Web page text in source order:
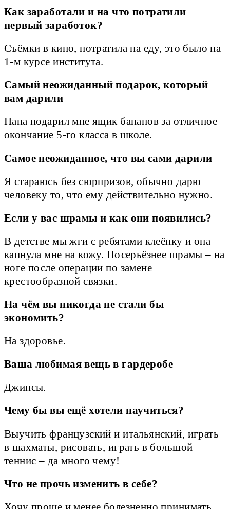
Как заработали и на что потратили
первый заработок?
Съёмки в кино, потратила на еду, это было на
1-м курсе института.
Самый неожиданный подарок, который
вам дарили
Папа подарил мне ящик бананов за отличное
окончание 5-го класса в школе.
Самое неожиданное, что вы сами дарили
Я стараюсь без сюрпризов, обычно дарю
человеку то, что ему действительно нужно.
Если у вас шрамы и как они появились?
В детстве мы жги с ребятами клеёнку и она
капнула мне на кожу. Посерьёзнее шрамы – на
ноге после операции по замене
крестообразной связки.
На чём вы никогда не стали бы
экономить?
На здоровье.
Ваша любимая вещь в гардеробе
Джинсы.
Чему бы вы ещё хотели научиться?
Выучить французский и итальянский, играть
в шахматы, рисовать, играть в большой
теннис – да много чему!
Что не прочь изменить в себе?